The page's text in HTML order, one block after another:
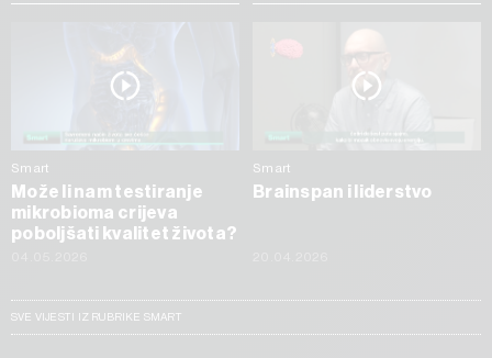
Smart
Može li nam testiranje
mikrobioma crijeva
poboljšati kvalitet života?
Smart
Brainspan i liderstvo
SVE VIJESTI IZ RUBRIKE SMART